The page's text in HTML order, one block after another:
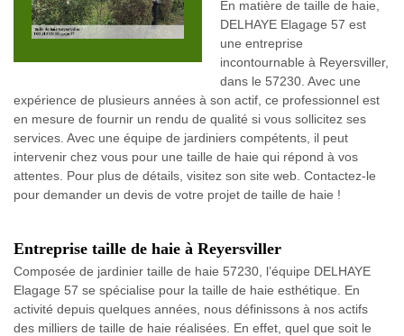
En matière de taille de haie,
DELHAYE Elagage 57 est
une entreprise
incontournable à Reyersviller,
dans le 57230. Avec une
expérience de plusieurs années à son actif, ce professionnel est
en mesure de fournir un rendu de qualité si vous sollicitez ses
services. Avec une équipe de jardiniers compétents, il peut
intervenir chez vous pour une taille de haie qui répond à vos
attentes. Pour plus de détails, visitez son site web. Contactez-le
pour demander un devis de votre projet de taille de haie !
Entreprise taille de haie à Reyersviller
Composée de jardinier taille de haie 57230, l’équipe DELHAYE
Elagage 57 se spécialise pour la taille de haie esthétique. En
activité depuis quelques années, nous définissons à nos actifs
des milliers de taille de haie réalisées. En effet, quel que soit le